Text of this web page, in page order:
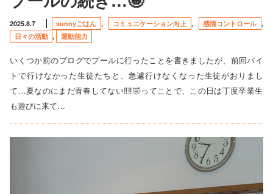
2025.8.7 sunnyごはん , コミュニケーション向上 , 感情コントロール ,
日々の活動 , 運動能力
いくつか前のブログでプールに行ったことを書きましたが、前回バイ
トで行けなかった生徒たちと、急遽行けなくなった生徒がおりまし
て…夏なのにまだ青春してない‼️‼️🤣ってことで、この日は丁度卒業生
も遊びに来て…